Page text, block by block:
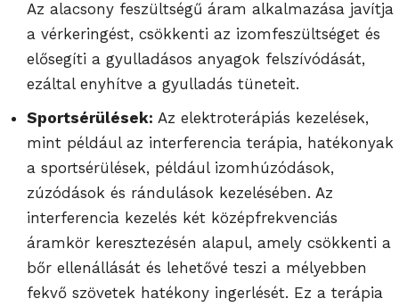
Az alacsony feszültségű áram alkalmazása javítja
a vérkeringést, csökkenti az izomfeszültséget és
elősegíti a gyulladásos anyagok felszívódását,
ezáltal enyhítve a gyulladás tüneteit.
Sportsérülések: Az elektroterápiás kezelések,
mint például az interferencia terápia, hatékonyak
a sportsérülések, például izomhúzódások,
zúzódások és rándulások kezelésében. Az
interferencia kezelés két középfrekvenciás
áramkör keresztezésén alapul, amely csökkenti a
bőr ellenállását és lehetővé teszi a mélyebben
fekvő szövetek hatékony ingerlését. Ez a terápia